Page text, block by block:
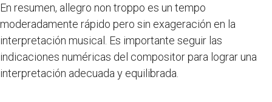
En resumen, allegro non troppo es un tempo
moderadamente rápido pero sin exageración en la
interpretación musical. Es importante seguir las
indicaciones numéricas del compositor para lograr una
interpretación adecuada y equilibrada.